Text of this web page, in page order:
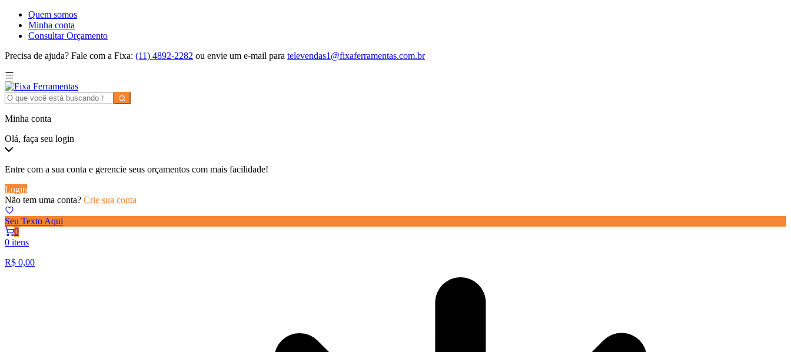
Quem somos
Minha conta
Consultar Orçamento
Precisa de ajuda? Fale com a Fixa: (11) 4892-2282 ou envie um e-mail para televendas1@fixaferramentas.com.br
Minha conta
Olá, faça seu login
Entre com a sua conta e gerencie seus orçamentos com mais facilidade!
Login
Não tem uma conta? Crie sua conta
Seu Texto Aqui
0
0 itens
R$ 0,00